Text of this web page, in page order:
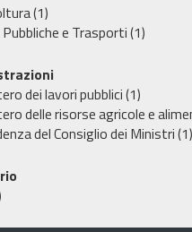
(1)
Pubbliche e Trasporti(1)
dei lavori pubblici(1)
delle risorse agricole e
del Consiglio dei Ministri(1)